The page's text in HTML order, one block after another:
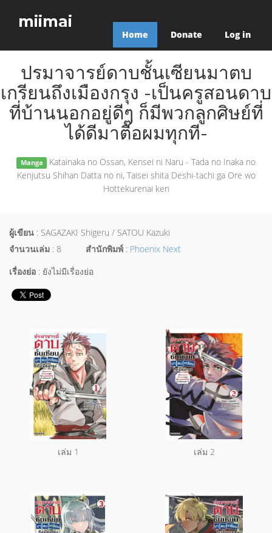
miimai
Home Donate Log in
ปรมาจารย์ดาบชั้นเซียนมาตบ
เกรียนถึงเมืองกรุง -เป็นครูสอนดาบ
ที่บ้านนอกอยู่ดีๆ ก็มีพวกลูกศิษย์ที่
ได้ดีมาตื๊อผมทุกที-
Manga Katainaka no Ossan, Kensei ni Naru - Tada no Inaka no
Kenjutsu Shihan Datta no ni, Taisei shita Deshi-tachi ga Ore wo
Hottekurenai ken
ผู้เขียน : SAGAZAKI Shigeru / SATOU Kazuki
จำนวนเล่ม : 8 สำนักพิมพ์ : Phoenix Next
เรื่องย่อ : ยังไม่มีเรื่องย่อ
เล่ม 1 เล่ม 2